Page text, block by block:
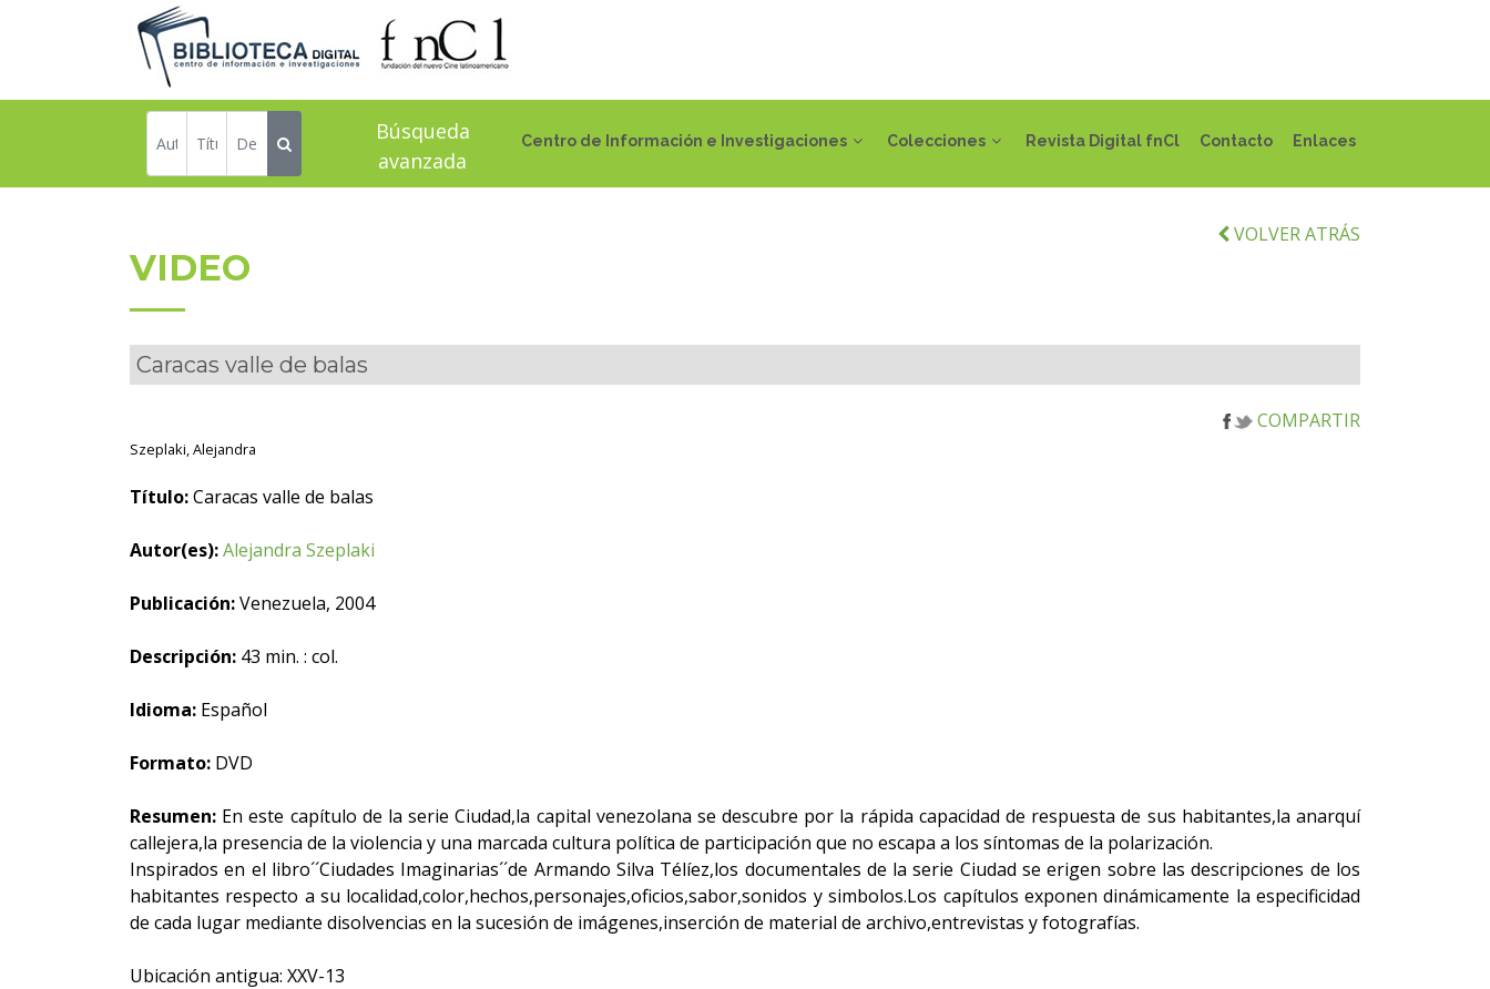
Centro de Información e Investigaciones Colecciones Revista Digital fnCl Contacto Enlaces
Búsqueda
avanzada
VOLVER ATRÁS
VIDEO
Caracas valle de balas
COMPARTIR
Szeplaki, Alejandra
Título:Caracas valle de balas
Autor(es):Alejandra Szeplaki
Publicación:Venezuela, 2004
Descripción: 43 min. : col.
Idioma: Español
Formato: DVD
Resumen: En este capítulo de la serie Ciudad,la capital venezolana se descubre por la rápida capacidad de respuesta de sus habitantes,la anarquí
callejera,la presencia de la violencia y una marcada cultura política de participación que no escapa a los síntomas de la polarización.
Inspirados en el libro´´Ciudades Imaginarias´´de Armando Silva Télíez,los documentales de la serie Ciudad se erigen sobre las descripciones de los
habitantes respecto a su localidad,color,hechos,personajes,oficios,sabor,sonidos y simbolos.Los capítulos exponen dinámicamente la especificidad
de cada lugar mediante disolvencias en la sucesión de imágenes,inserción de material de archivo,entrevistas y fotografías.
Ubicación antigua: XXV-13